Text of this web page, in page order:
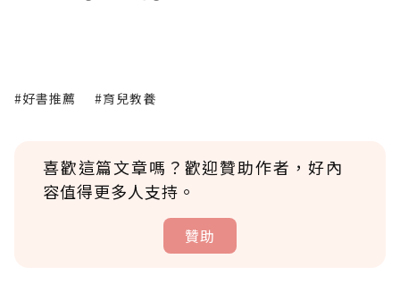
#好書推薦 #育兒教養
喜歡這篇文章嗎？歡迎贊助作者，好內
容值得更多人支持。
贊助